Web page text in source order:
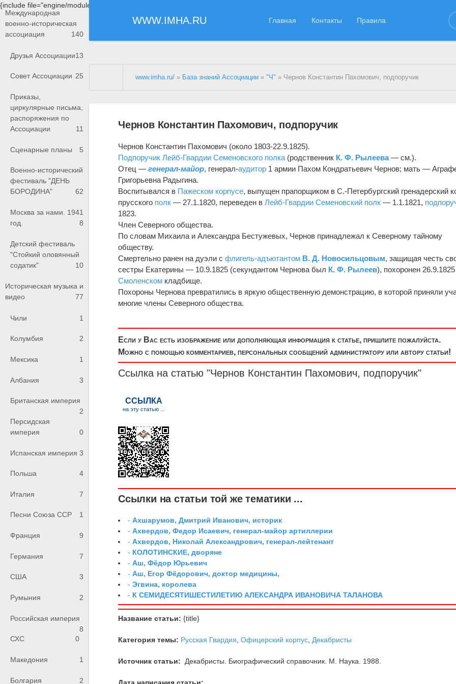
{include file="engine/modules/saperu/head.php"}
WWW.IMHA.RU Главная Контакты Правила
Международная
военно-историческая
ассоциация
140
Друзья Ассоциации13
Совет Ассоциации 25
Приказы,
циркулярные письма,
распоряжения по
Ассоциации
11
Сценарные планы 5
Военно-исторический
фестиваль "ДЕНЬ
БОРОДИНА"
62
Москва за нами. 1941
год.
8
Детский фестиваль
"Стойкий оловянный
содатик"
10
Историческая музыка и
видео
77
Чили 1
Колумбия 2
Мексика 1
Албания 3
Британская империя
2
Персидская
империя
0
Испанская империя 3
Польша 4
Италия 7
Песни Союза ССР 1
Франция 9
Германия 7
США 3
Румыния 2
Российская империя
8
СХС
0
Македония 1
Болгария 2
www.imha.ru/ » База знаний Ассоциации »"Ч" » Чернов Константин Пахомович, подпоручик
Чернов Константин Пахомович, подпоручик
Чернов Константин Пахомович (около 1803-22.9.1825).
Подпоручик Лейб-Гвардии Семеновского полка (родственник К. Ф. Рылеева— см.).
Отец —генерал-майор, генерал-аудитор 1 армии Пахом Кондратьевич Чернов; мать —
Григорьевна Радыгина.
Воспитывался в Пажеском корпусе, выпущен прапорщиком в С.-Петербургский гренадерский
прусского полк — 27.1.1820, переведен вЛейб-Гвардии Семеновский полк — 1.1.1821,
1823.
Член Северного общества.
По словам Михаила и Александра Бестужевых, Чернов принадлежал к Северному тайному
обществу.
Смертельно ранен на дуэли сфлигель-адъютантом В. Д. Новосильцовым, защищая честь
сестры Екатерины — 10.9.1825 (секундантом Чернова был К. Ф. Рылеев), похоронен
Смоленском кладбище.
Похороны Чернова превратились в яркую общественную демонстрацию, в которой приняли
многие члены Северного общества.
Если у Вас есть изображение или дополняющая информация к статье, пришлите пожалуйста.
Можно с помощью комментариев, персональных сообщений администратору или автору статьи!
Ссылка на статью "Чернов Константин Пахомович, подпоручик"
Ссылки на статьи той же тематики ...
-Ахшарумов, Дмитрий Иванович, историк
-Ахвердов, Федор Исаевич, генерал-майор артиллерии
-Ахвердов, Николай Александрович, генерал-лейтенант
- КОЛОТИНСКИЕ, дворяне
-Аш, Фёдор Юрьевич
-Аш, Егор Фёдорович, доктор медицины,
-Эгвина, королева
- К СЕМИДЕСЯТИШЕСТИЛЕТИЮ АЛЕКСАНДРА ИВАНОВИЧА ТАЛАНОВА
Название статьи: {title}
Категория темы: Русская Гвардия ,Офицерский корпус Декабристы
Источник статьи: Декабристы. Биографический справочник. М. Наука. 1988.
Дата написания статьи: